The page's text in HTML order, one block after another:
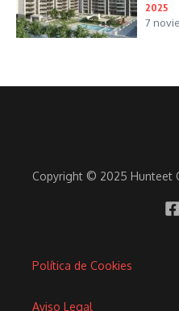
2025
7
Copyright © 2025 Hunteet
Política de Cookies
Aviso Legal